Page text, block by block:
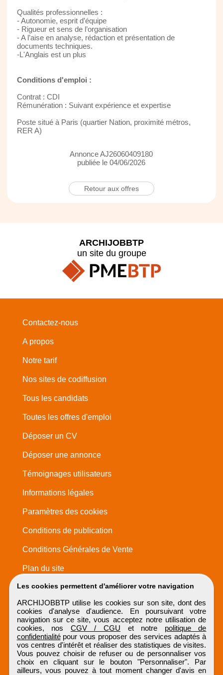
Qualités professionnelles :
- Autonomie, esprit d’équipe
- Rigueur et sens de l’organisation
- A l’aise en analyse, rédaction et présentation de
documents techniques.
-L'Anglais est un plus
Conditions d'emploi :
Contrat : CDI
Rémunération : Suivant expérience et expertise
Poste situé à Paris (quartier Nation, proximité métros,
RER A)
Annonce AJ26060409180
publiée le 04/06/2026
Retour aux offres
Les cookies permettent d'améliorer votre navigation
ARCHIJOBBTP utilise les cookies sur son site, dont des
cookies d'analyse d'audience. En poursuivant votre
navigation sur ce site, vous acceptez notre utilisation de
cookies, nos CGV / CGU et notre politique de
confidentialitépour vous proposer des services adaptés à
vos centres d'intérêt et réaliser des statistiques de visites.
Vous pouvez choisir de refuser ou de personnaliser vos
choix en cliquant sur le bouton "Personnaliser". Par
ailleurs, vous pouvez à tout moment changer d'avis en
ARCHIJOBBTP
un site du groupe
Contactez-nous
A propos
Notre tarif
Nos sites de codiffusion
Tous les candidats
Toutes les offres d'emploi
Déposer un CV
Déposer une annonce
Témoignages utilisateurs
Informations légales
Paramètres des cookies
Conditions de publication
Conditions Générales de Vente
Plan du site